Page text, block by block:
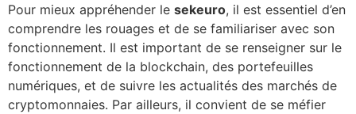
Pour mieux appréhender le sekeuro, il est essentiel d’en
comprendre les rouages et de se familiariser avec son
fonctionnement. Il est important de se renseigner sur le
fonctionnement de la blockchain, des portefeuilles
numériques, et de suivre les actualités des marchés de
cryptomonnaies. Par ailleurs, il convient de se méfier